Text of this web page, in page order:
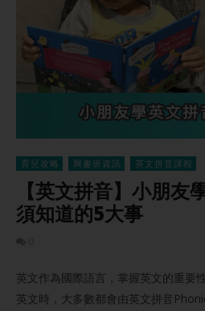
育兒攻略 興趣班資訊 英文拼音課程
【英文拼音】小朋
須知道的5大事
英文作為國際語言，掌握英文的重要
英文時，大多數都會由英文拼音